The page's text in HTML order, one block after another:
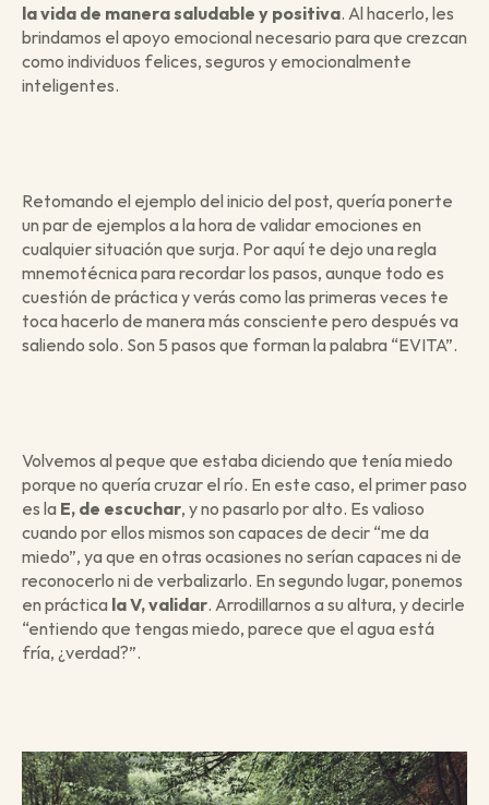
la vida de manera saludable y positiva. Al hacerlo, les
brindamos el apoyo emocional necesario para que crezcan
como individuos felices, seguros y emocionalmente
inteligentes.
Retomando el ejemplo del inicio del post, quería ponerte
un par de ejemplos a la hora de validar emociones en
cualquier situación que surja. Por aquí te dejo una regla
mnemotécnica para recordar los pasos, aunque todo es
cuestión de práctica y verás como las primeras veces te
toca hacerlo de manera más consciente pero después va
saliendo solo. Son 5 pasos que forman la palabra “EVITA”.
Volvemos al peque que estaba diciendo que tenía miedo
porque no quería cruzar el río. En este caso, el primer paso
es la E, de escuchar, y no pasarlo por alto. Es valioso
cuando por ellos mismos son capaces de decir “me da
miedo”, ya que en otras ocasiones no serían capaces ni de
reconocerlo ni de verbalizarlo. En segundo lugar, ponemos
en práctica la V, validar. Arrodillarnos a su altura, y decirle
“entiendo que tengas miedo, parece que el agua está
fría, ¿verdad?”.